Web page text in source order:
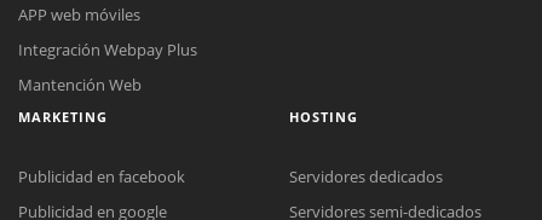
APP web móviles
Integración Webpay Plus
Mantención Web
MARKETING
Publicidad en facebook
Publicidad en google
HOSTING
Servidores dedicados
Servidores semi-dedicados